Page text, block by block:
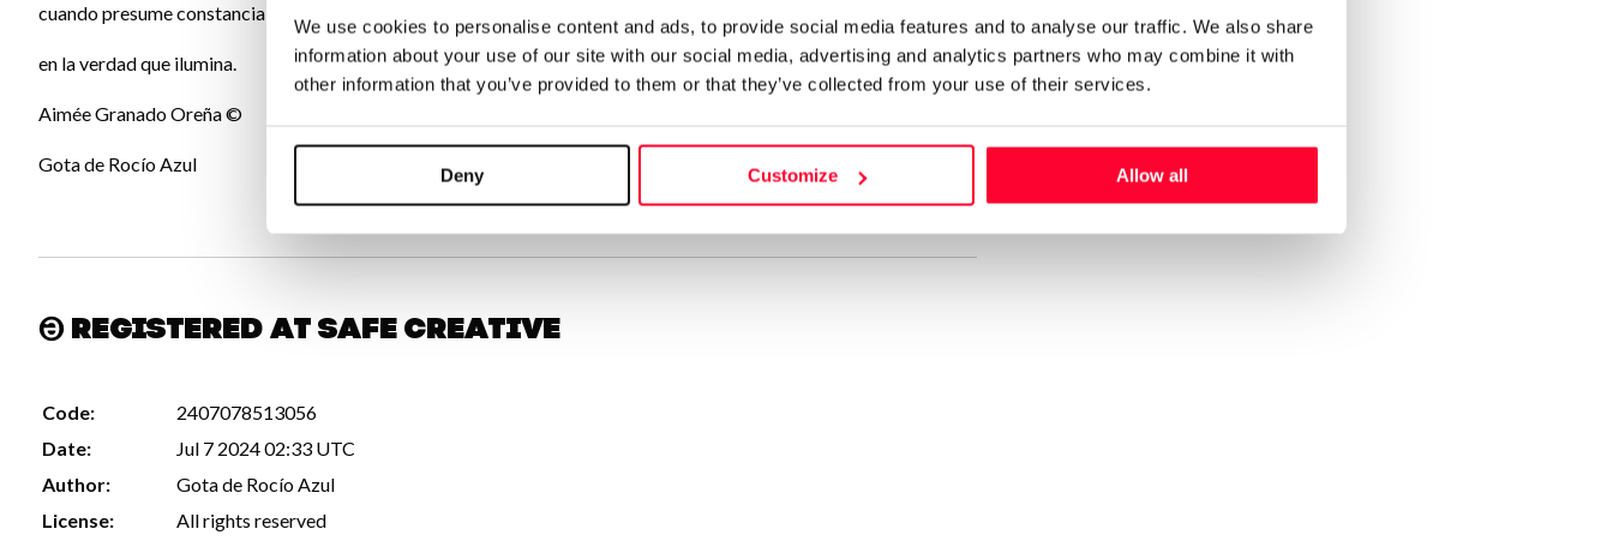
We use cookies to personalise content and ads, to provide social media features and to analyse our traffic. We also share
information about your use of our site with our social media, advertising and analytics partners who may combine it with
other information that you’ve provided to them or that they’ve collected from your use of their services.
Deny Customize Allow all
cuando presume constancia
en la verdad que ilumina.
Aimée Granado Oreña ©
Gota de Rocío Azul
Registered at Safe Creative
Code:
2407078513056
Date:
Jul 7 2024 02:33 UTC
Author:
Gota de Rocío Azul
License:
All rights reserved